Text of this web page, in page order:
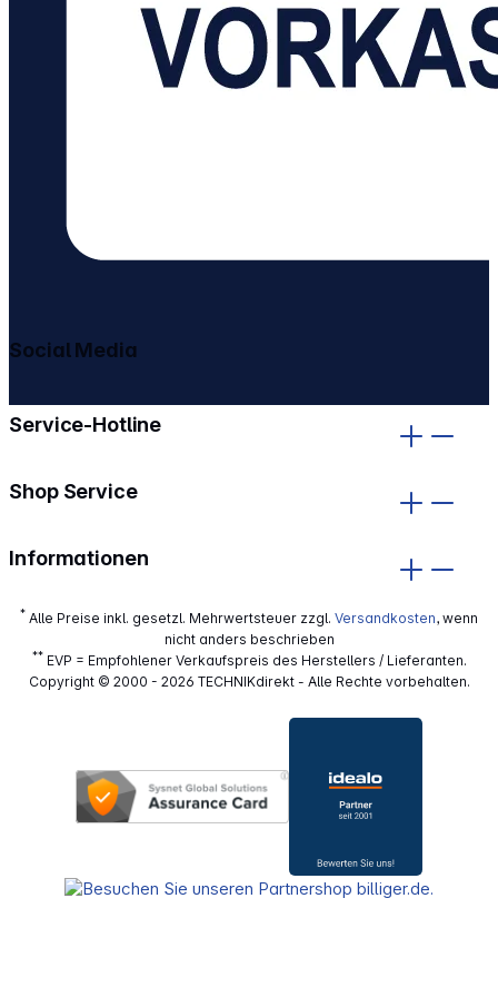
Service-Hotline
Shop Service
Informationen
Social Media
* Alle Preise inkl. gesetzl. Mehrwertsteuer zzgl. Versandkosten, wenn
nicht anders beschrieben
**EVP = Empfohlener Verkaufspreis des Herstellers / Lieferanten.
Copyright © 2000 - 2026 TECHNIKdirekt - Alle Rechte vorbehalten.